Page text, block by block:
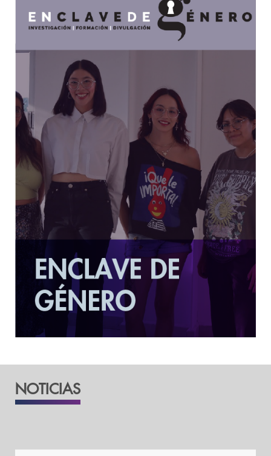
MÁS INFORMACIÓN
NOTICIAS